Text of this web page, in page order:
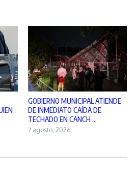
GOBIERNO MUNICIPAL ATIENDE
DE INMEDIATO CAÍDA DE
TECHADO EN CANCH ...
7 agosto, 2026